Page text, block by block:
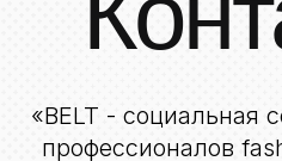
«BELT - социальная сеть,
профессионалов fashion -
красотой и